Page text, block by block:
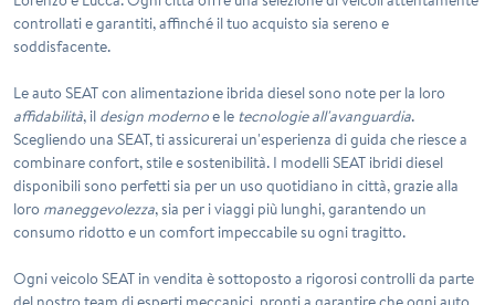
controllati e garantiti, affinché il tuo acquisto sia sereno e
soddisfacente.
Le auto SEAT con alimentazione ibrida diesel sono note per la loro
affidabilità, il design modernoe le tecnologie all'avanguardia.
Scegliendo una SEAT, ti assicurerai un'esperienza di guida che riesce a
combinare confort, stile e sostenibilità. I modelli SEAT ibridi diesel
disponibili sono perfetti sia per un uso quotidiano in città, grazie alla
loro maneggevolezza, sia per i viaggi più lunghi, garantendo un
consumo ridotto e un comfort impeccabile su ogni tragitto.
Ogni veicolo SEAT in vendita è sottoposto a rigorosi controlli da parte